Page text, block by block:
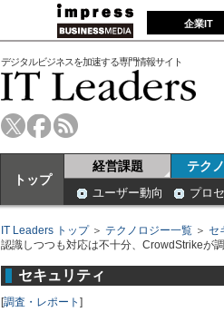
企業IT
デジタルビジネスを加速する専門情報サイト
トップ
経営課題 テク
ユーザー動向 プロ
IT Leaders トップ＞ テクノロジー一覧 ＞ セ
認識しつつも対応は不十分、CrowdStrikeが
セキュリティ
[調査・レポート ]